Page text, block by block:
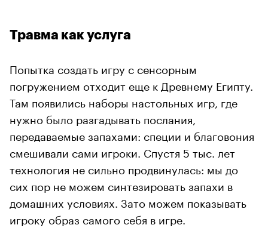
Травма как услуга
Попытка создать игру с сенсорным
погружением отходит еще к Древнему Египту.
Там появились наборы настольных игр, где
нужно было разгадывать послания,
передаваемые запахами: специи и благовония
смешивали сами игроки. Спустя 5 тыс. лет
технология не сильно продвинулась: мы до
сих пор не можем синтезировать запахи в
домашних условиях. Зато можем показывать
игроку образ самого себя в игре.